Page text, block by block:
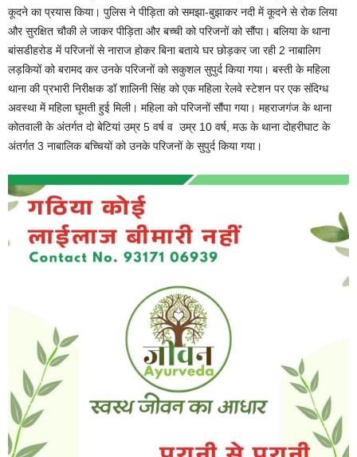
कूदने का प्रयास किया। पुलिस ने पीड़िता को समझा-बुझाकर नदी में कूदने से रोक लिया
और सुरक्षित चौकी ले जाकर पीड़िता और बच्ची को परिजनों को सौंपा। बलिया के थाना
बांसडीहरोड में परिजनों से नाराज होकर बिना बताये घर छोड़कर जा रही 2 नाबालिग
लड़कियों को बरामद कर उनके परिजनों को सकुशल सुपुर्द किया गया। बस्ती के महिला
थाना की प्रभारी निरीक्षक डॉ शालिनी सिंह को एक महिला रेलवे स्टेशन पर एक संदिग्ध
अवस्था में महिला घूमती हुई मिली। महिला को परिजनों सौंपा गया। महराजगंज के थाना
कोतवाली के अंतर्गत दो बेटियां उम्र 5 वर्ष व उम्र 10 वर्ष, मऊ के थाना दोहरीघाट के
अंतर्गत 3 नाबालिक बच्चियों को उनके परिजनों के सुपुर्द किया गया।